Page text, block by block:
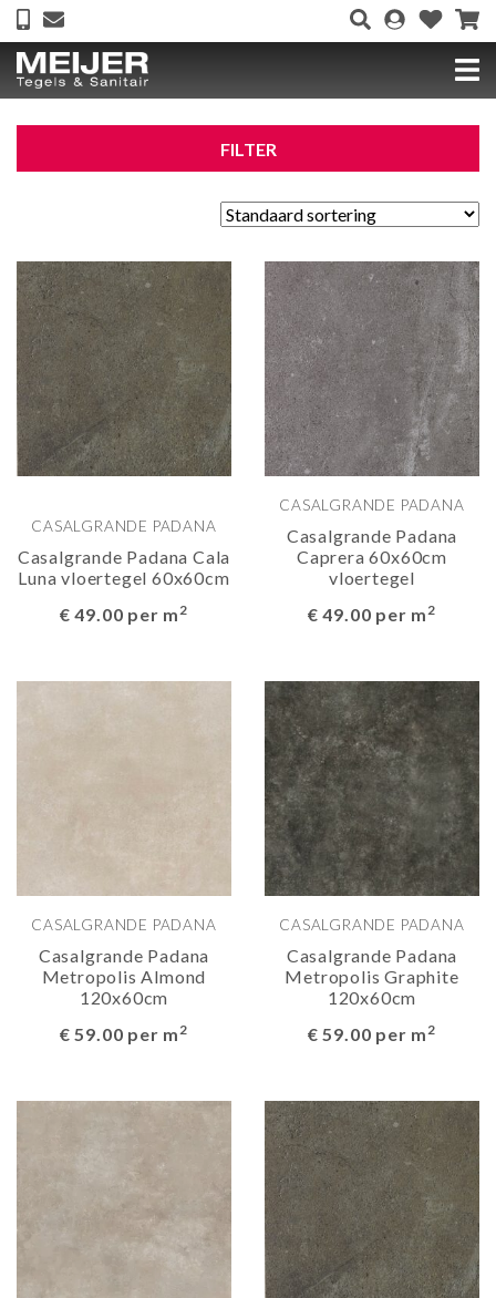
FILTER
CASALGRANDE PADANA
Casalgrande Padana Cala
Luna vloertegel 60x60cm
€ 49.00 per m2
CASALGRANDE PADANA
Casalgrande Padana
Caprera 60x60cm
vloertegel
€ 49.00 per m2
CASALGRANDE PADANA
Casalgrande Padana
Metropolis Almond
120x60cm
€ 59.00 per m2
CASALGRANDE PADANA
Casalgrande Padana
Metropolis Graphite
120x60cm
€ 59.00 per m2